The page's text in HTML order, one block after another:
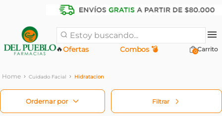
Estoy buscando...
Ofertas
🔥 Combos 💣 0
Cuidado Facial Hidratacion
Filtrar